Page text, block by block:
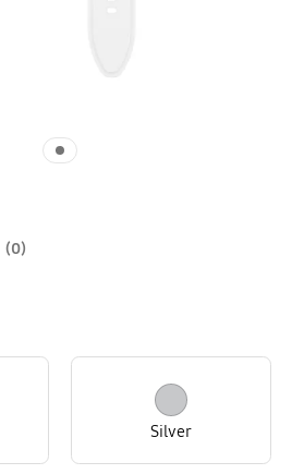
(0)
Silver